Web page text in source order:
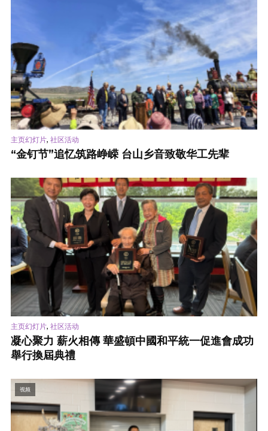
主页幻灯片, 社区活动
“金钉节”追忆筑路峥嵘 台山乡音致敬华工先辈
主页幻灯片, 社区活动
凝心聚力 薪火相傳 華盛頓中國和平統一促進會成功
舉行換屆典禮
视频